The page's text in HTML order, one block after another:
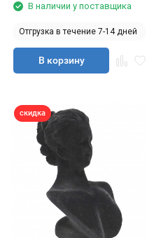
В наличии у поставщика
Отгрузка в течение 7-14 дней
В корзину
скидка